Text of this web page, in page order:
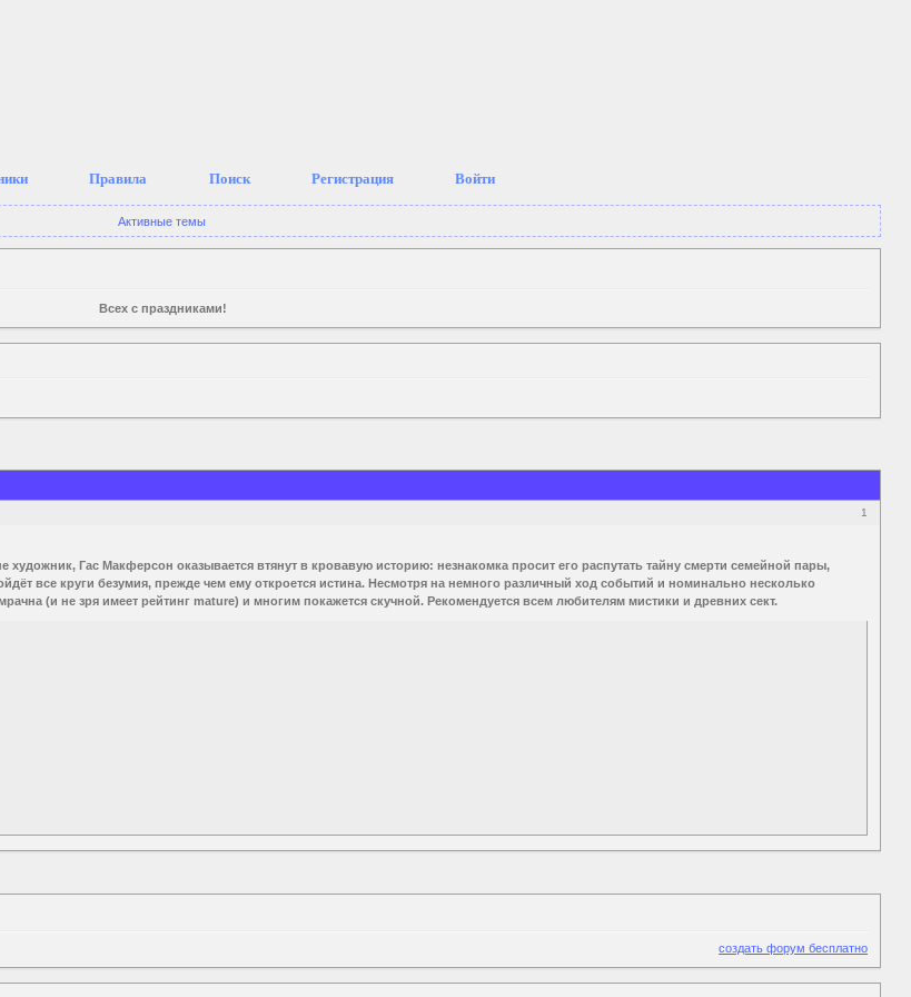
Правила Поиск Регистрация Войти
Активные темы
Всех с праздниками!
1
Гас Макферсон оказывается втянут в кровавую историю: незнакомка просит его распутать тайну смерти семейной пары,
все круги безумия, прежде чем ему откроется истина. Несмотря на немного различный ход событий и номинально несколько
(и не зря имеет рейтинг mature) и многим покажется скучной. Рекомендуется всем любителям мистики и древних сект.
создать форум бесплатно